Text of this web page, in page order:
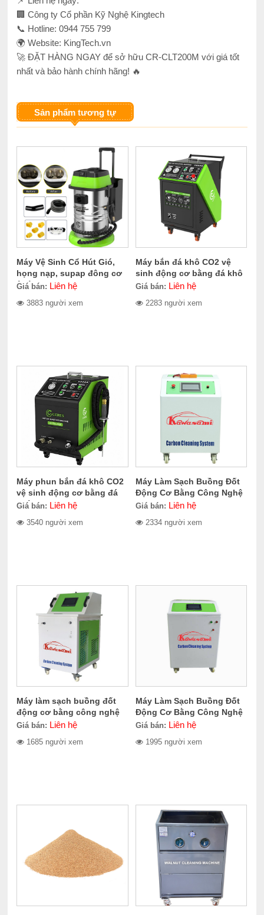
🏢 Công ty Cổ phần Kỹ Nghệ Kingtech
📞 Hotline: 0944 755 799
🌍 Website: KingTech.vn
🚀 ĐẶT HÀNG NGAY để sở hữu CR-CLT200M với giá tốt
nhất và bảo hành chính hãng! 🔥
Sản phẩm tương tự
Máy Vệ Sinh Cổ Hút Gió,
họng nạp, supap đông cơ
ô tô CERES CE-300.1400
Giá bán: Liên hệ
3883 người xem
Máy bắn đá khô CO2 vệ
sinh động cơ bằng đá khô
CERES CE-709.2000
Giá bán: Liên hệ
2283 người xem
Máy phun bắn đá khô CO2
vệ sinh động cơ bằng đá
khô CERES CER-705.2000
Giá bán: Liên hệ
3540 người xem
Máy Làm Sạch Buồng Đốt
Động Cơ Bằng Công Nghệ
Oxyhydrogen Kawasami
Giá bán: Liên hệ
2334 người xem
Máy làm sạch buồng đốt
động cơ bằng công nghệ
Oxyhydrogen Kcs1500
Giá bán: Liên hệ
1685 người xem
Máy Làm Sạch Buồng Đốt
Động Cơ Bằng Công Nghệ
Oxyhydrogen Kawasami
Giá bán: Liên hệ
1995 người xem